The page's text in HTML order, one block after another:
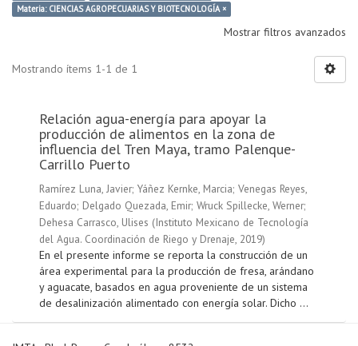
Materia: CIENCIAS AGROPECUARIAS Y BIOTECNOLOGÍA ×
Mostrar filtros avanzados
Mostrando ítems 1-1 de 1
Relación agua-energía para apoyar la
producción de alimentos en la zona de
influencia del Tren Maya, tramo Palenque-
Carrillo Puerto
Ramírez Luna, Javier; Yáñez Kernke, Marcia; Venegas Reyes,
Eduardo; Delgado Quezada, Emir; Wruck Spillecke, Werner;
Dehesa Carrasco, Ulises (Instituto Mexicano de Tecnología
del Agua. Coordinación de Riego y Drenaje, 2019)
En el presente informe se reporta la construcción de un
área experimental para la producción de fresa, arándano
y aguacate, basados en agua proveniente de un sistema
de desalinización alimentado con energía solar. Dicho ...